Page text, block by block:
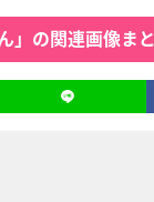
」の関連画像ま